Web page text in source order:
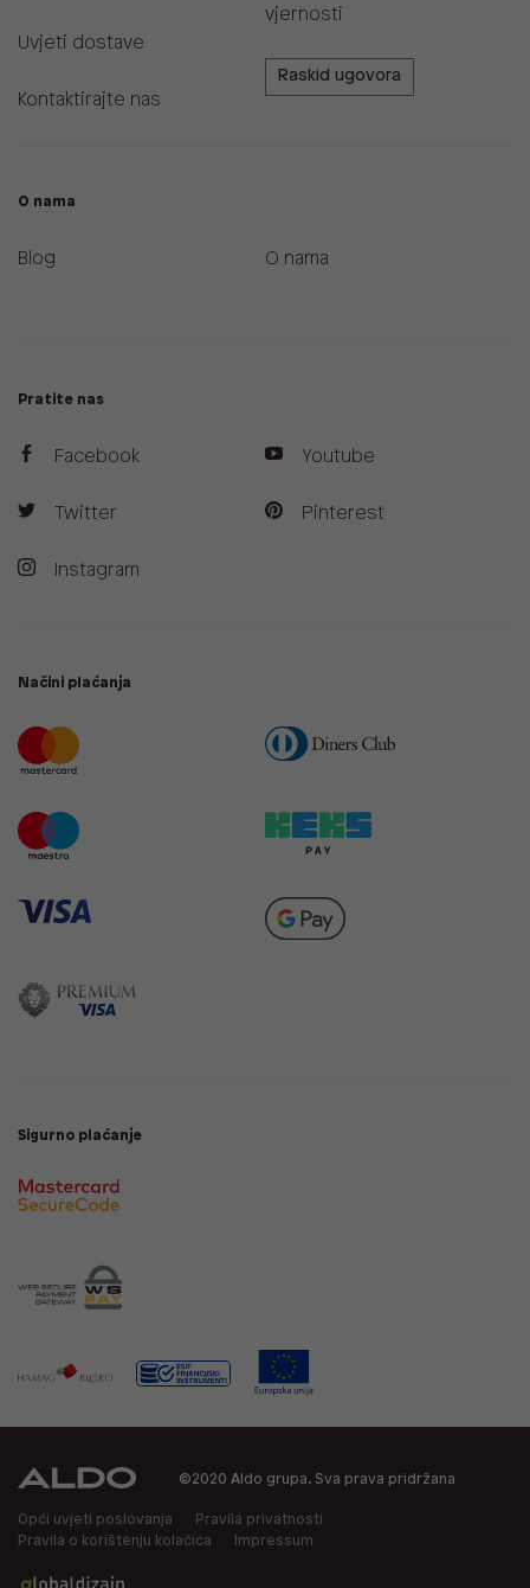
Uvjeti dostave
Kontaktirajte nas
vjernosti
Raskid ugovora
O nama
Blog O nama
Pratite nas
Facebook
Twitter
Instagram
Youtube
Pinterest
Načini plaćanja
Sigurno plaćanje
©2020 Aldo grupa. Sva prava pridržana
Opći uvjeti poslovanja
Pravila privatnosti
Pravila o korištenju kolačića
Impressum